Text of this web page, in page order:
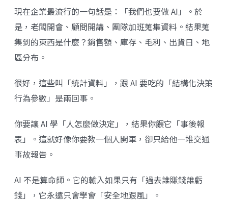
現在企業最流行的一句話是：「我們也要做 AI」。於
是，老闆開會、顧問開講、團隊加班蒐集資料。結果蒐
集到的東西是什麼？銷售額、庫存、毛利、出貨日、地
區分布。
很好，這些叫「統計資料」，跟 AI 要吃的「結構化決策
行為參數」是兩回事。
你要讓 AI 學「人怎麼做決定」，結果你餵它「事後報
表」。這就好像你要教一個人開車，卻只給他一堆交通
事故報告。
AI 不是算命師。它的輸入如果只有「過去誰賺錢誰虧
錢」，它永遠只會學會「安全地跟風」。